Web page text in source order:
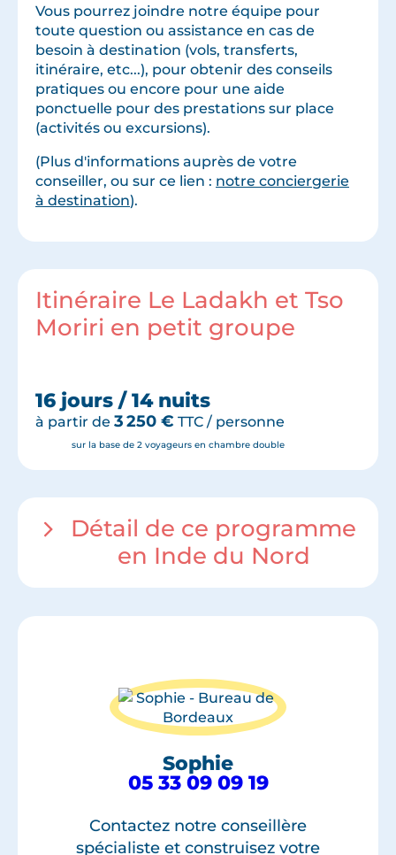
Vous pourrez joindre notre équipe pour
toute question ou assistance en cas de
besoin à destination (vols, transferts,
itinéraire, etc...), pour obtenir des conseils
pratiques ou encore pour une aide
ponctuelle pour des prestations sur place
(activités ou excursions).
(Plus d'informations auprès de votre
conseiller, ou sur ce lien : notre conciergerie
à destination).
Itinéraire Le Ladakh et Tso
Moriri en petit groupe
16 jours / 14 nuits
à partir de 3 250 € TTC / personne
sur la base de 2 voyageurs en chambre double
Détail de ce programme
en Inde du Nord
Sophie
05 33 09 09 19
Contactez notre conseillère
spécialiste et construisez votre